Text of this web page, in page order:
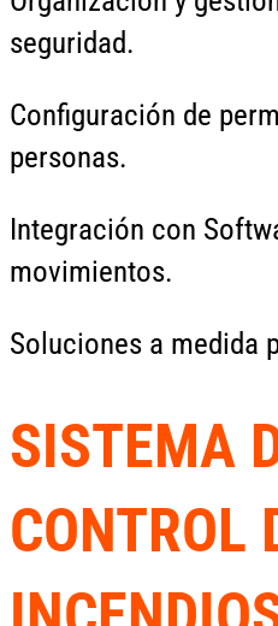
seguridad.
Configuración de
personas.
Integración con
movimientos.
Soluciones a medida
SISTEMA
CONTROL